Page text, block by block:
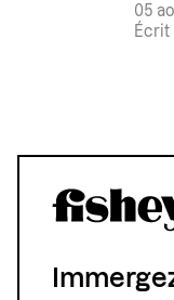
05
Écrit